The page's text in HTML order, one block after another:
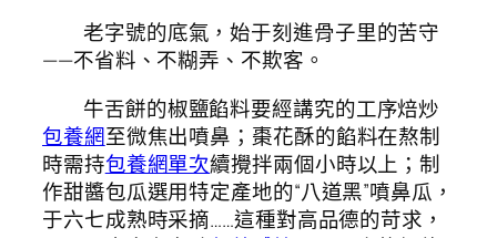
老字號的底氣，始于刻進骨子里的苦守
——不省料、不糊弄、不欺客。
牛舌餅的椒鹽餡料要經講究的工序焙炒
包養網至微焦出噴鼻；棗花酥的餡料在熬制
時需持包養網單次續攪拌兩個小時以上；制
作甜醬包瓜選用特定產地的“八道黑”噴鼻瓜，
于六七成熟時采摘……這種對高品德的苛求，